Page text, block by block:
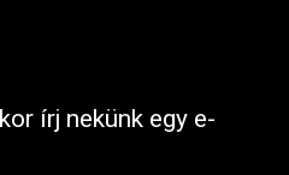
írj nekünk egy e-